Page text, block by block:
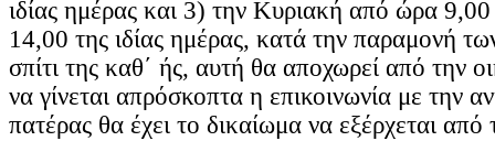
ιδίας ημέρας και 3) την Κυριακή από ώρα
14,00 της ιδίας ημέρας, κατά την παραμονή
σπίτι της καθ΄ ής, αυτή θα αποχωρεί από την
να γίνεται απρόσκοπτα η επικοινωνία με την
πατέρας θα έχει το δικαίωμα να εξέρχεται από